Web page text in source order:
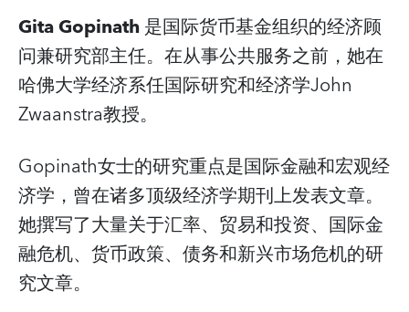
Gita Gopinath是国际货币基金组织的经济顾
问兼研究部主任。在从事公共服务之前，她在
哈佛大学经济系任国际研究和经济学John
Zwaanstra教授。
Gopinath女士的研究重点是国际金融和宏观经
济学，曾在诸多顶级经济学期刊上发表文章。
她撰写了大量关于汇率、贸易和投资、国际金
融危机、货币政策、债务和新兴市场危机的研
究文章。